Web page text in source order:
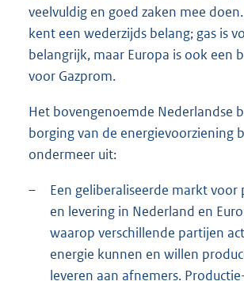
veelvuldig en goed zaken mee
kent een wederzijds belang; gas is
belangrijk, maar Europa is ook een
voor Gazprom.
Het bovengenoemde Nederlandse
borging van de energievoorziening
ondermeer uit:
–
Een geliberaliseerde markt voor
en levering in Nederland en
waarop verschillende partijen
energie kunnen en willen
leveren aan afnemers.